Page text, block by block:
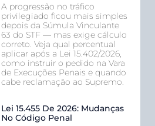
A progressão no tráfico
privilegiado ficou mais simples
depois da Súmula Vinculante
63 do STF — mas exige cálculo
correto. Veja qual percentual
aplicar após a Lei 15.402/2026,
como instruir o pedido na Vara
de Execuções Penais e quando
cabe reclamação ao Supremo.
Lei 15.455 De 2026: Mudanças
No Código Penal